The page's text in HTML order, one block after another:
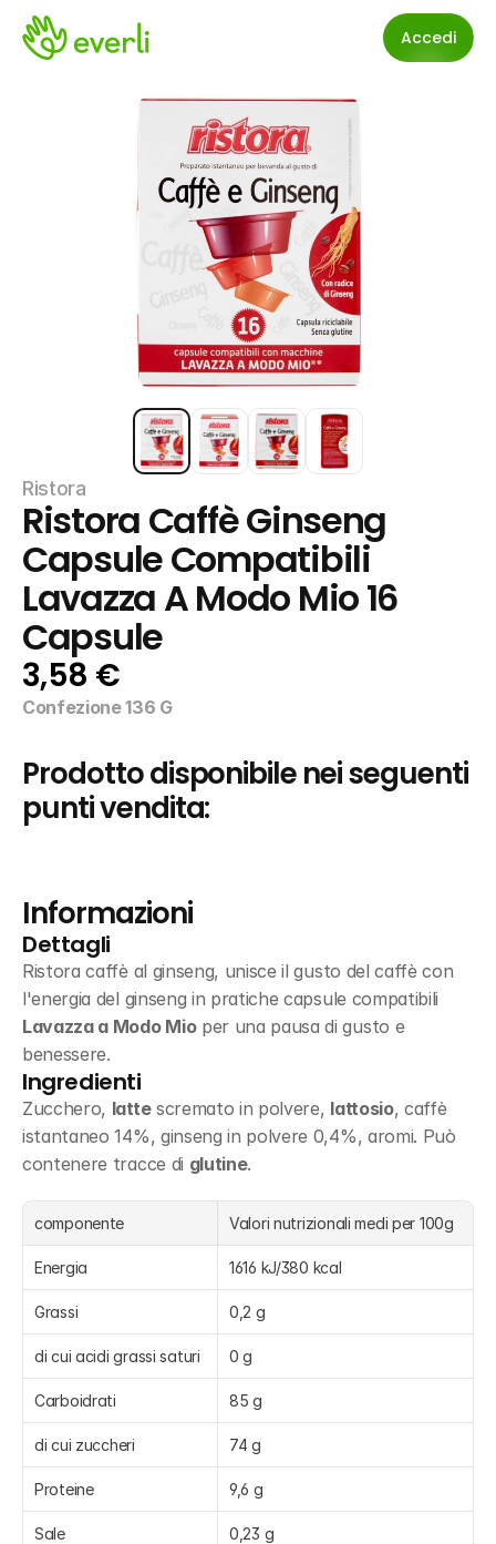
Accedi
Ristora
Ristora Caffè Ginseng
Capsule Compatibili
Lavazza A Modo Mio 16
Capsule
3,58 €
Confezione 136 G
Prodotto disponibile nei seguenti
punti vendita:
Informazioni
Dettagli
Ristora caffè al ginseng, unisce il gusto del caffè con
Lavazza a Modo Mio per una pausa di gusto e
benessere.
Ingredienti
Zucchero, latte scremato in polvere, lattosio, caffè
istantaneo 14%, ginseng in polvere 0,4%, aromi. Può
contenere tracce di glutine.
componente Valori nutrizionali medi per 100g
Energia 1616 kJ/380 kcal
Grassi 0,2 g
di cui acidi grassi saturi 0 g
Carboidrati 85 g
di cui zuccheri 74 g
Proteine 9,6 g
Sale 0,23 g